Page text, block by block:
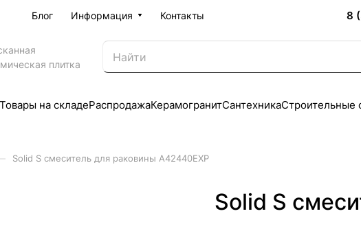
Блог Информация Контакты 8
плитка
Товары на складеРаспродажаКерамогранитСантехникаСтроительные
Solid S смеситель для раковины A42440EXP
Solid S